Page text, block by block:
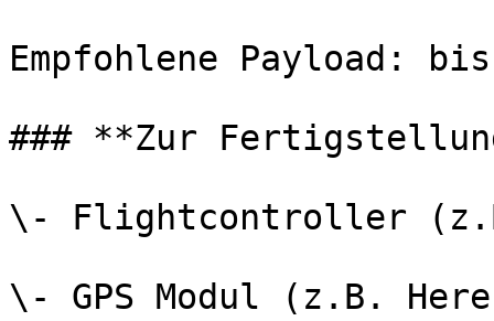
Empfohlene Payload:
### **Zur
\- Flightcontroller
\- GPS Modul (z.B.